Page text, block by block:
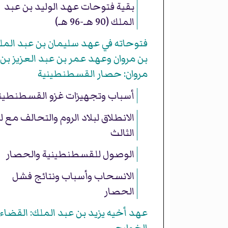
بقية فتوحات عهد الوليد بن عبد
الملك (90 هـ-96 هـ)
فتوحاته في عهد سليمان بن عبد
بن مروان وعهد عمر بن عبد العزيز بن
مروان: حصار القسطنطينية
أسباب وتجهيزات غزو
الانطلاق لبلاد الروم والتحالف مع
الثالث
الوصول للقسطنطينية والحصار
الانسحاب وأسباب ونتائج فشل
الحصار
عهد أخيه يزيد بن عبد الملك: